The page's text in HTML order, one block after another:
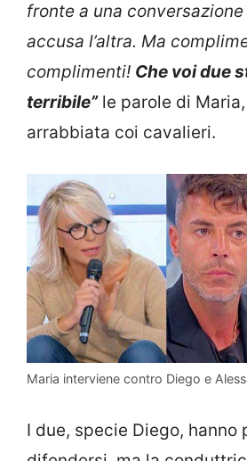
fronte a una
accusa l’altra. Ma
complimenti! Che voi due
terribile”le parole di
arrabbiata coi cavalieri.
Maria interviene contro Diego e
I due, specie Diego, hanno